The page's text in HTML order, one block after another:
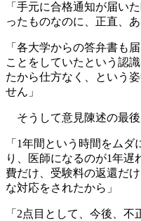
「手元に合格通知が届い
ったものなのに、正直、
「各大学からの答弁書も
ことをしていたという認
たから仕方なく、という
せん」
そうして意見陳述の最後
「1年間という時間をム
り、医師になるのが1年遅
費だけ、受験料の返還だ
な対応をされたから」
「2点目として、今後、